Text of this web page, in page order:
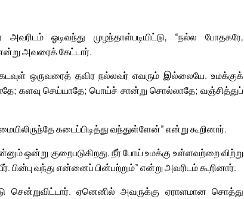
ஓடிவந்து முழந்தாள்படியிட்டு, “நல்ல போதகரே,
அவரைக் கேட்டார்.
ஒருவரைத் தவிர நல்லவர் எவரும் இல்லையே. உமக்குக்
களவு செய்யாதே; பொய்ச் சான்று சொல்லாதே; வஞ்சித்துப்
கடைப்பிடித்து வந்துள்ளேன்” என்று கூறினார்.
ஒன்று குறைபடுகிறது. நீர் போய் உமக்கு உள்ளவற்றை விற்று
வந்து என்னைப் பின்பற்றும்” என்று அவரிடம் கூறினார்.
ஏனெனில் அவருக்கு ஏராளமான சொத்து